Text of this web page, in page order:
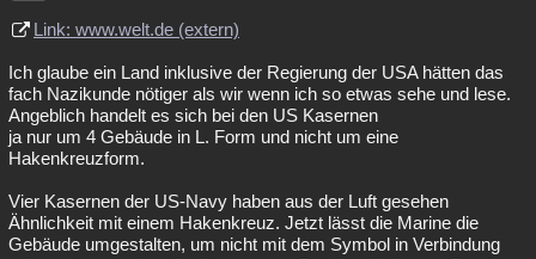
Link: www.welt.de (extern)
Ich glaube ein Land inklusive der Regierung der USA hätten das
fach Nazikunde nötiger als wir wenn ich so etwas sehe und lese.
Angeblich handelt es sich bei den US Kasernen
ja nur um 4 Gebäude in L. Form und nicht um eine
Hakenkreuzform.
Vier Kasernen der US-Navy haben aus der Luft gesehen
Ähnlichkeit mit einem Hakenkreuz. Jetzt lässt die Marine die
Gebäude umgestalten, um nicht mit dem Symbol in Verbindung